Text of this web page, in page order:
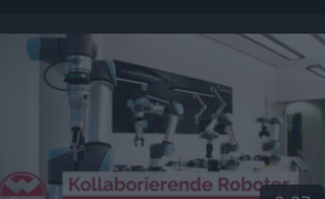
Online Shopping: Künstliche Intelligenz unterstützt
Käufer im Internet +++ Cyberkriminalität: Innovative
Software schützt Firmen vor Hackerangriffen.